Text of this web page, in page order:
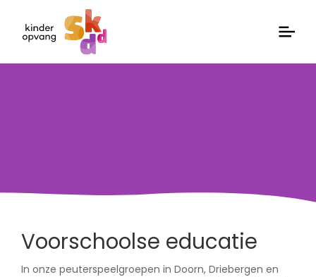
Voorschoolse educatie
In onze peuterspeelgroepen in Doorn, Driebergen en